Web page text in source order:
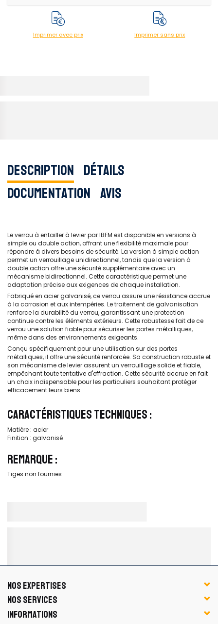
Imprimer avec prix Imprimer sans prix
Description Détails
Documentation Avis
Le verrou à entailler à levier par IBFM est disponible en versions à
simple ou double action, offrant une flexibilité maximale pour
répondre à divers besoins de sécurité. La version à simple action
permet un verrouillage unidirectionnel, tandis que la version à
double action offre une sécurité supplémentaire avec un
mécanisme bidirectionnel. Cette caractéristique permet une
adaptation précise aux exigences de chaque installation.
Fabriqué en acier galvanisé, ce verrou assure une résistance accrue
à la corrosion et aux intempéries. Le traitement de galvanisation
renforce la durabilité du verrou, garantissant une protection
continue contre les éléments extérieurs. Cette robustesse fait de ce
verrou une solution fiable pour sécuriser les portes métalliques,
même dans des environnements exigeants.
Conçu spécifiquement pour une utilisation sur des portes
métalliques, il offre une sécurité renforcée. Sa construction robuste et
son mécanisme de levier assurent un verrouillage solide et fiable,
empêchant toute tentative d'effraction. Cette sécurité accrue en fait
un choix indispensable pour les particuliers souhaitant protéger
efficacement leurs biens.
CARACTÉRISTIQUES TECHNIQUES :
Matière : acier
Finition : galvanisé
REMARQUE :
Tiges non fournies
NOS EXPERTISES
NOS SERVICES
INFORMATIONS